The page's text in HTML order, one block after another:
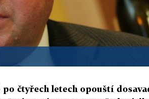
po čtyřech letech opouští